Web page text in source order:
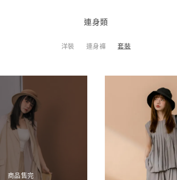
連身類
洋裝 連身褲 套裝
商品售完